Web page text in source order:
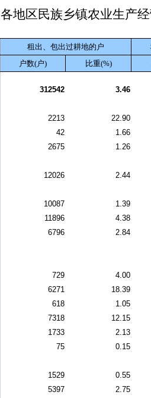
各地区民族乡镇农业生产
租出、包出过耕地的户
户数(户)
比重(%)
312542 3.46
2213
22.90
42
1.66
2675
1.26
12026 2.44
10087
1.39
11896
4.38
6796 2.84
729
4.00
6271
18.39
618
1.05
7318
12.15
1733
2.13
75 0.15
1529
0.55
5397
2.75